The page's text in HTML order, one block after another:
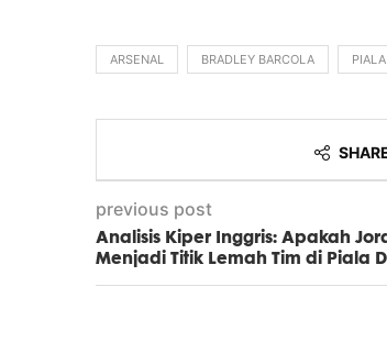
ARSENAL BRADLEY BARCOLA
previous post
Analisis Kiper Inggris: Apakah
Menjadi Titik Lemah Tim di Piala